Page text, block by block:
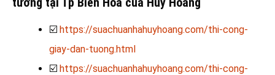
☑️ https://suachuanhahuyhoang.com/thi-cong-
giay-dan-tuong.html
☑️ https://suachuanhahuyhoang.com/thi-cong-